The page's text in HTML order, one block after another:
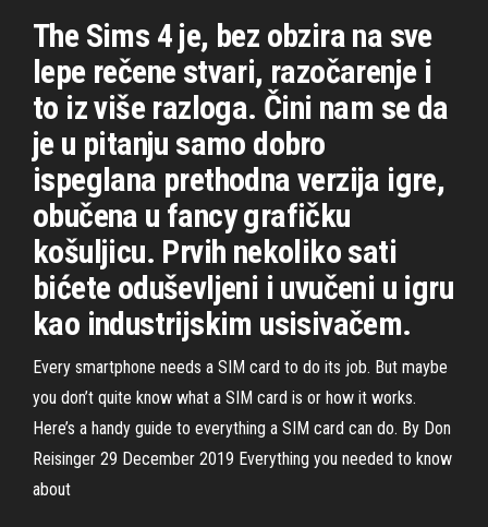
The Sims 4 je, bez obzira na sve
lepe rečene stvari, razočarenje i
to iz više razloga. Čini nam se da
je u pitanju samo dobro
ispeglana prethodna verzija igre,
obučena u fancy grafičku
košuljicu. Prvih nekoliko sati
bićete oduševljeni i uvučeni u igru
kao industrijskim usisivačem.
Every smartphone needs a SIM card to do its job. But maybe
you don’t quite know what a SIM card is or how it works.
Here’s a handy guide to everything a SIM card can do. By Don
Reisinger 29 December 2019 Everything you needed to know
about